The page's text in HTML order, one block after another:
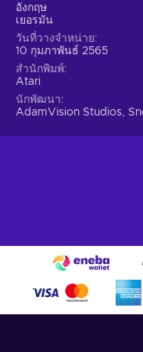
Features
Don’t be surprised if
Recharged key for
especially since this title
Arcade
which get more difficult
Atmospheric setting
Singleplayer– The
meant for solo players;
Stylized graphics–
choices that
simplifying and
อังกฤษ
เยอรมัน
วันที่วางจำหน่าย
10 กุมภาพันธ์ 2565
สำนักพิมพ์
Atari
นักพัฒนา
AdamVision Studios,